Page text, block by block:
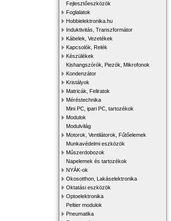
Fejlesztőeszközök
Foglalatok
Hobbielektronika.hu
Induktivitás, Transzformátor
Kábelek, Vezetékek
Kapcsolók, Relék
Készülékek
Kishangszórók, Piezók, Mikrofonok
Kondenzátor
Kristályok
Matricák, Feliratok
Méréstechnika
Mini PC, ipari PC, tartozékok
Modulok
Modulvilág
Motorok, Ventilátorok, Fűtőelemek
Munkavédelmi eszközök
Műszerdobozok
Napelemek és tartozékok
NYÁK-ok
Okosotthon, Lakáselektronika
Oktatási eszközök
Optoelektronika
Peltier modulok
Pneumatika